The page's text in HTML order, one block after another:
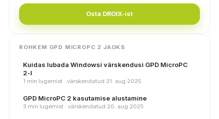
Osta DROIX-ist
ROHKEM GPD MICROPC 2 JAOKS
Kuidas lubada Windowsi värskendusi GPD MicroPC
2-l
1 min lugemist · värskendatud 31. aug 2025
GPD MicroPC 2 kasutamise alustamine
3 min lugemist · värskendatud 20. aug 2025